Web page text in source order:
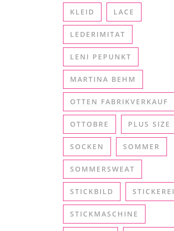
KLEID LACE
LEDERIMITAT
LENI PEPUNKT
MARTINA BEHM
OTTEN FABRIKVERKAUF
OTTOBRE PLUS SIZE
SOCKEN SOMMER
SOMMERSWEAT
STICKBILD STICKEREI
STICKMASCHINE